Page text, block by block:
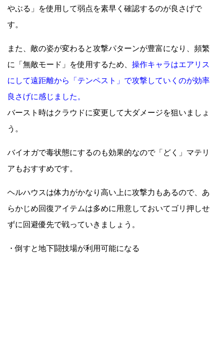
やぶる」を使用して弱点を素早く確認するのが良さげで
す。
また、敵の姿が変わると攻撃パターンが豊富になり、頻繁
に「無敵モード」を使用するため、 操作キャラはエアリス
にして遠距離から「テンペスト」で攻撃していくのが効率
良さげに感じました。
バースト時はクラウドに変更して大ダメージを狙いましょ
う。
バイオガで毒状態にするのも効果的なので「どく」マテリ
アもおすすめです。
ヘルハウスは体力がかなり高い上に攻撃力もあるので、あ
らかじめ回復アイテムは多めに用意しておいてゴリ押しせ
ずに回避優先で戦っていきましょう。
・倒すと地下闘技場が利用可能になる